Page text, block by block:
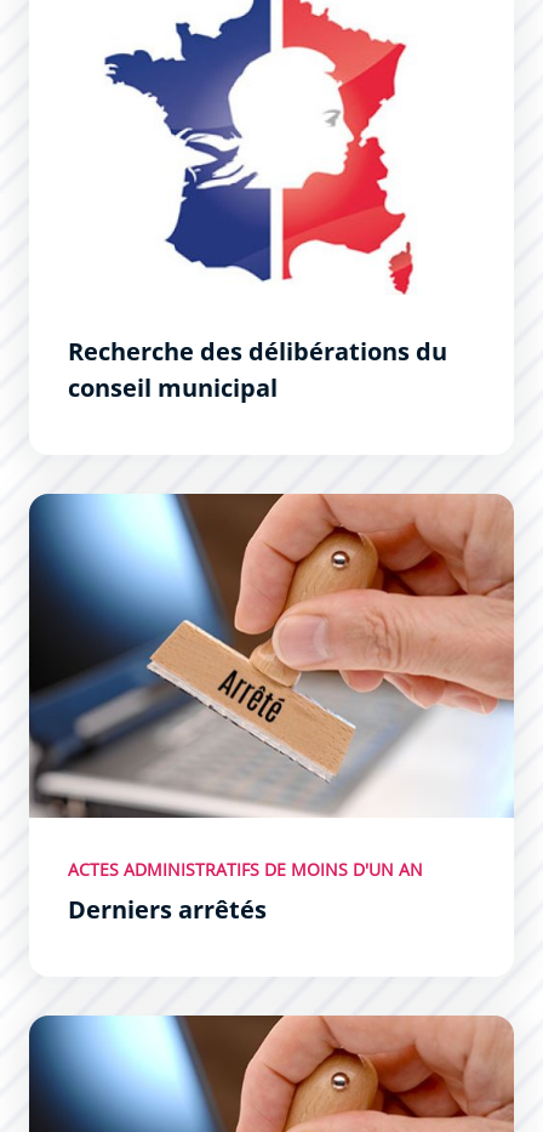
Recherche des délibérations du
conseil municipal
Derniers arrêtés
ACTES ADMINISTRATIFS DE MOINS D'UN AN
Derniers arrêtés
Dernières décisions du Maire